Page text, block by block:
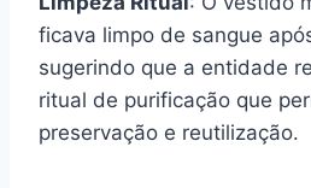
ficava limpo de sangue
sugerindo que a entidade
ritual de purificação que
preservação e reutilização.